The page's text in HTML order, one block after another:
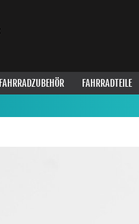
FAHRRADZUBEHÖR FAHRRADTEILE